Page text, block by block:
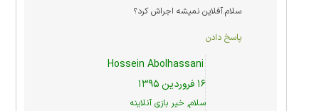
سلام.آفلاین نمیشه اجراش کرد؟
پاسخ دادن
Hossein Abolhassani
۱۶ فروردین ۱۳۹۵
سلام, خیر بازی آنلاینه